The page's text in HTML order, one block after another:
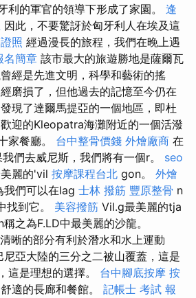
利的軍官的領導下形成了家園。 逢
因此，不要驚訝於匈牙利人在埃及這
照 經過漫長的旅程，我們在晚上遇
名簡章 該市最大的旅遊勝地是薩爾瓦
經是先進文明，科學和藝術的搖
磨損了，但他過去的記憶至今仍在
現了達爾馬提亞的一個地區，即杜
迎的Kleopatra海灘附近的一個活潑
家餐廳。 台中整骨價錢 外燴廠商 在
們去威尼斯，我們將有一個r。 seo
麗的'vil 按摩課程台北 gon。 外燴
我們可以在lag 士林 撥筋 豐原整骨 n
找到它。 美容撥筋 Vil.g最美麗的tja
之為F.LD中最美麗的沙龍。
晰的部分有利於潛水和水上運動
尼亞大陸的三分之二被山覆蓋，這是
這是理想的選擇。 台中腳底按摩 按
適的長廊和餐館。 記帳士 考試 報